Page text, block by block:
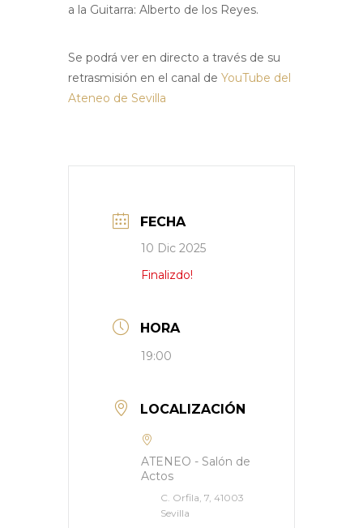
a la Guitarra: Alberto de los Reyes.
Se podrá ver en directo a través de su
retrasmisión en el canal de YouTube del
Ateneo de Sevilla
FECHA
10 Dic 2025
Finalizdo!
HORA
19:00
LOCALIZACIÓN
ATENEO - Salón de
Actos
C. Orfila, 7, 41003
Sevilla